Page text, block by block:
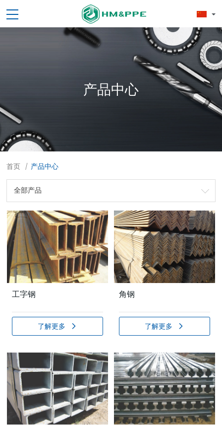
产品中心
首页 / 产品中心
全部产品
劳保用品
焊接配件、焊接易耗品
钢材
焊接材料
测量计量工具
切割器械及器材
紧固件
吊索具
工字钢
了解更多
角钢
了解更多